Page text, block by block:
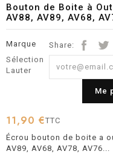
Bouton de Boite à
AV88, AV89, AV68,
Marque
Sélection
Lauter
Share:
Me
11,90 €TTC
Écrou bouton de boite a
AV89, AV68, AV78, AV76...